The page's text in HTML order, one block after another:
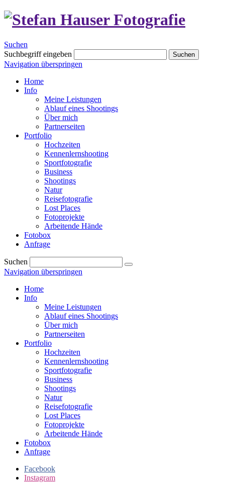
Suchen
Suchbegriff eingeben
Suchen
Navigation überspringen
Home
Info
Meine Leistungen
Ablauf eines Shootings
Über mich
Partnerseiten
Portfolio
Hochzeiten
Kennenlernshooting
Sportfotografie
Business
Shootings
Natur
Reisefotografie
Lost Places
Fotoprojekte
Arbeitende Hände
Fotobox
Anfrage
Suchen
Navigation überspringen
Home
Info
Meine Leistungen
Ablauf eines Shootings
Über mich
Partnerseiten
Portfolio
Hochzeiten
Kennenlernshooting
Sportfotografie
Business
Shootings
Natur
Reisefotografie
Lost Places
Fotoprojekte
Arbeitende Hände
Fotobox
Anfrage
Facebook
Instagram